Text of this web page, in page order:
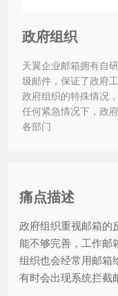
政府组织
天翼企业邮箱拥有自
圾邮件，保证了政府
政府组织的特殊情况
任何紧急情况下，政
各部门
痛点描述
政府组织重视邮箱的
能不够完善，工作邮
组织也会经常用邮箱
有时会出现系统拦截